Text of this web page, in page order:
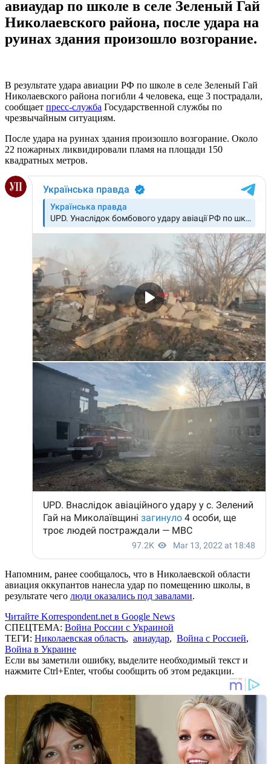
авиаудар по школе в селе Зеленый Гай
Николаевского района, после удара на
руинах здания произошло возгорание.
В результате удара авиации РФ по школе в селе Зеленый Гай
Николаевского района погибли 4 человека, еще 3 пострадали,
сообщает пресс-служба Государственной службы по
чрезвычайным ситуациям.
После удара на руинах здания произошло возгорание. Около
22 пожарных ликвидировали пламя на площади 150
квадратных метров.
Напомним, ранее сообщалось, что в Николаевской области
авиация оккупантов нанесла удар по помещению школы, в
результате чего люди оказались под завалами.
Читайте Korrespondent.net в Google News
СПЕЦТЕМА: Война России с Украиной
ТЕГИ: Николаевская область, авиаудар, Война с Россией,
Война в Украине
Если вы заметили ошибку, выделите необходимый текст и
нажмите Ctrl+Enter, чтобы сообщить об этом редакции.